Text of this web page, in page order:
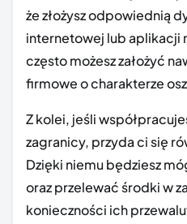
że złożysz odpowiednią
internetowej lub aplikacji
często możesz założyć
firmowe o charakterze
Z kolei, jeśli
zagranicy, przyda ci się
Dzięki niemu będziesz
oraz przelewać środki w
konieczności ich